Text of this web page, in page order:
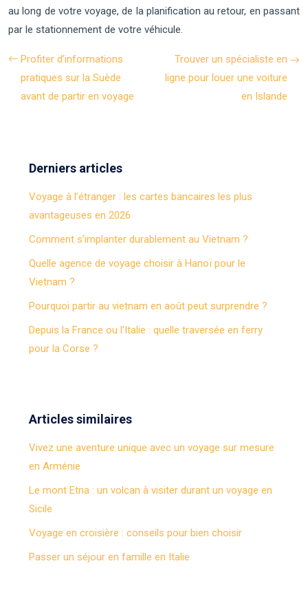
au long de votre voyage, de la planification au retour, en passant
par le stationnement de votre véhicule.
Profiter d’informations
pratiques sur la Suède
avant de partir en voyage
Trouver un spécialiste en
ligne pour louer une voiture
en Islande
Derniers articles
Voyage à l’étranger : les cartes bancaires les plus
avantageuses en 2026
Comment s’implanter durablement au Vietnam ?
Quelle agence de voyage choisir à Hanoï pour le
Vietnam ?
Pourquoi partir au vietnam en août peut surprendre ?
Depuis la France ou l’Italie : quelle traversée en ferry
pour la Corse ?
Articles similaires
Vivez une aventure unique avec un voyage sur mesure
en Arménie
Le mont Etna : un volcan à visiter durant un voyage en
Sicile
Voyage en croisière : conseils pour bien choisir
Passer un séjour en famille en Italie